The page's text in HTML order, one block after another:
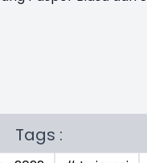
Tags :